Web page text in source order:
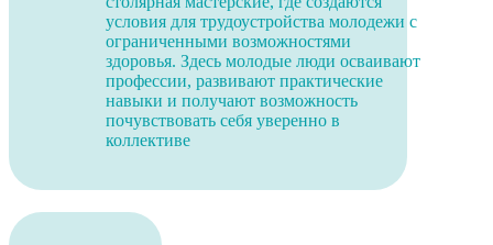
условия для трудоустройства молодежи с
ограниченными возможностями
здоровья. Здесь молодые люди осваивают
профессии, развивают практические
навыки и получают возможность
почувствовать себя уверенно в
коллективе